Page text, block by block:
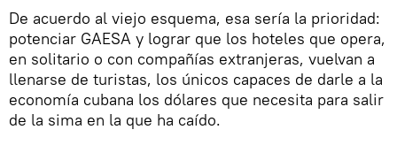
De acuerdo al viejo esquema, esa sería la prioridad:
potenciar GAESA y lograr que los hoteles que opera,
en solitario o con compañías extranjeras, vuelvan a
llenarse de turistas, los únicos capaces de darle a la
economía cubana los dólares que necesita para salir
de la sima en la que ha caído.